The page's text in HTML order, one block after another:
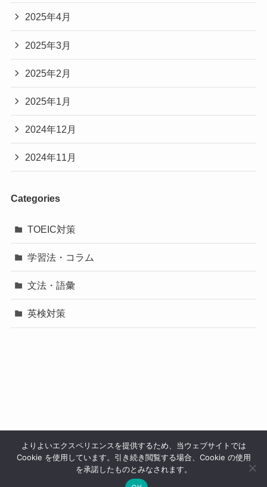
2025年4月
2025年3月
2025年2月
2025年1月
2024年12月
2024年11月
Categories
TOEIC対策
学習法・コラム
文法・語彙
英検対策
© HITO ENGLISH.
よりよいエクスペリエンスを提供するため、当ウェブサイトでは
Cookie を使用しています。引き続き閲覧する場合、Cookie の使用
を承諾したものとみなされます。